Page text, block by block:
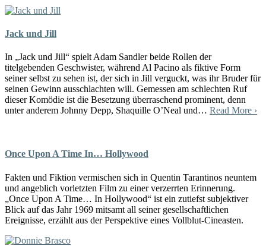
Jack und Jill
In „Jack und Jill“ spielt Adam Sandler beide Rollen der
titelgebenden Geschwister, während Al Pacino als fiktive Form
seiner selbst zu sehen ist, der sich in Jill verguckt, was ihr Bruder für
seinen Gewinn ausschlachten will. Gemessen am schlechten Ruf
dieser Komödie ist die Besetzung überraschend prominent, denn
unter anderem Johnny Depp, Shaquille O’Neal und… Read More ›
Once Upon A Time In… Hollywood
Fakten und Fiktion vermischen sich in Quentin Tarantinos neuntem
und angeblich vorletzten Film zu einer verzerrten Erinnerung.
„Once Upon A Time… In Hollywood“ ist ein zutiefst subjektiver
Blick auf das Jahr 1969 mitsamt all seiner gesellschaftlichen
Ereignisse, erzählt aus der Perspektive eines Vollblut-Cineasten.